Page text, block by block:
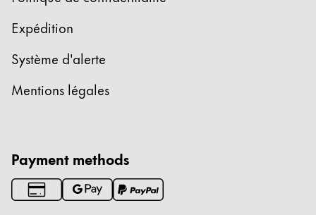
Thailand
ไทย
Vietnam
Malaysia
English
Moyen-Orient
Expédition
Système d'alerte
Mentions légales
Payment methods